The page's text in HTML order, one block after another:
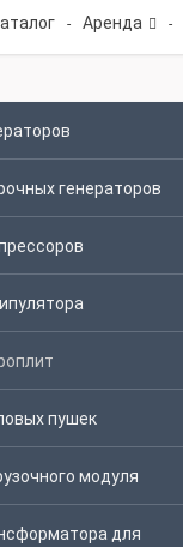
- Аренда -
генераторов
пушек
модуля
для